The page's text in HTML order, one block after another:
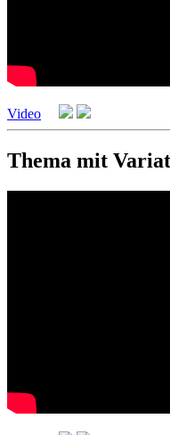
Video
Thema mit